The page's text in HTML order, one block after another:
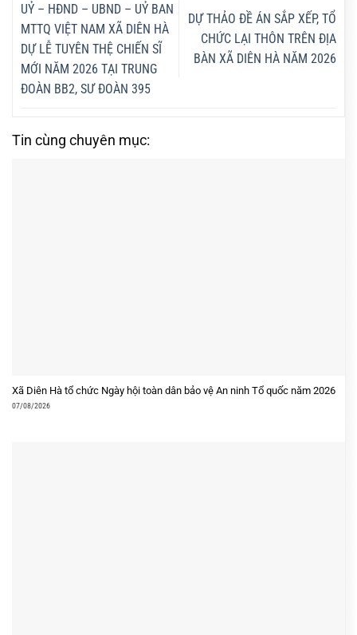
UỶ – HĐND – UBND – UỶ BAN
MTTQ VIỆT NAM XÃ DIÊN HÀ
DỰ LỄ TUYÊN THỆ CHIẾN SĨ
MỚI NĂM 2026 TẠI TRUNG
ĐOÀN BB2, SƯ ĐOÀN 395
DỰ THẢO ĐỀ ÁN SẮP XẾP, TỔ
CHỨC LẠI THÔN TRÊN ĐỊA
BÀN XÃ DIÊN HÀ NĂM 2026
Tin cùng chuyên mục:
Xã Diên Hà tổ chức Ngày hội toàn dân bảo vệ An ninh Tổ quốc năm 2026
07/08/2026